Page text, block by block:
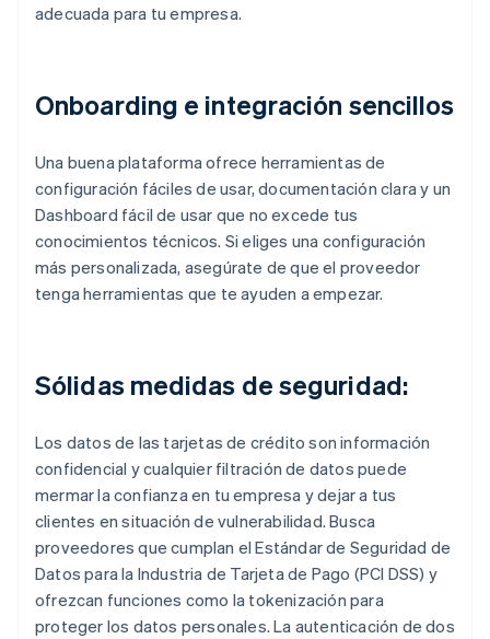
adecuada para tu empresa.
Onboarding e integración sencillos
Una buena plataforma ofrece herramientas de
configuración fáciles de usar, documentación clara y un
Dashboard fácil de usar que no excede tus
conocimientos técnicos. Si eliges una configuración
más personalizada, asegúrate de que el proveedor
tenga herramientas que te ayuden a empezar.
Sólidas medidas de seguridad:
Los datos de las tarjetas de crédito son información
confidencial y cualquier filtración de datos puede
mermar la confianza en tu empresa y dejar a tus
clientes en situación de vulnerabilidad. Busca
proveedores que cumplan el Estándar de Seguridad de
Datos para la Industria de Tarjeta de Pago (PCI DSS) y
ofrezcan funciones como la tokenización para
proteger los datos personales. La autenticación de dos